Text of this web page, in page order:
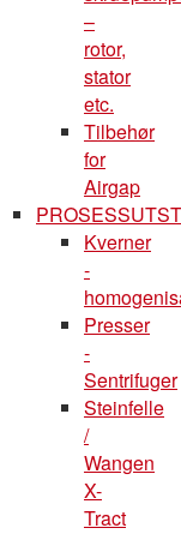
–
rotor,
stator
etc.
Tilbehør
for
Airgap
Kverner
-
Presser
-
Sentrifuger
Steinfelle
/
Wangen
X-
Tract